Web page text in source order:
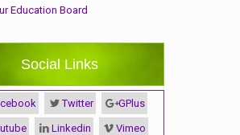
Education Board
Social Links
Twitter GPlus
Linkedin Vimeo